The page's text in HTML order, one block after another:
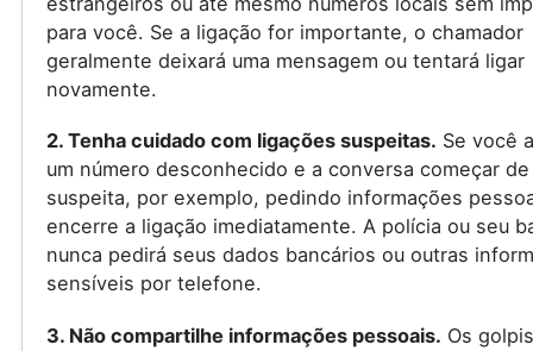
para você. Se a ligação for importante, o chamador
geralmente deixará uma mensagem ou tentará ligar
novamente.
2. Tenha cuidado com ligações suspeitas. Se você
um número desconhecido e a conversa começar
suspeita, por exemplo, pedindo informações
encerre a ligação imediatamente. A polícia ou seu
nunca pedirá seus dados bancários ou outras
sensíveis por telefone.
3. Não compartilhe informações pessoais. Os